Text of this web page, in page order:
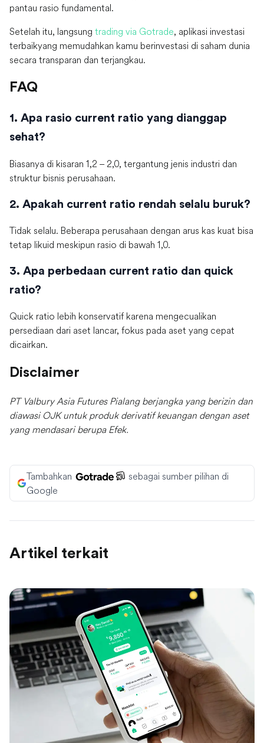
pantau rasio fundamental.
Setelah itu, langsung trading via Gotrade, aplikasi investasi
terbaikyang memudahkan kamu berinvestasi di saham dunia
secara transparan dan terjangkau.
FAQ
1. Apa rasio current ratio yang dianggap
sehat?
Biasanya di kisaran 1,2 – 2,0, tergantung jenis industri dan
struktur bisnis perusahaan.
2. Apakah current ratio rendah selalu buruk?
Tidak selalu. Beberapa perusahaan dengan arus kas kuat bisa
tetap likuid meskipun rasio di bawah 1,0.
3. Apa perbedaan current ratio dan quick
ratio?
Quick ratio lebih konservatif karena mengecualikan
persediaan dari aset lancar, fokus pada aset yang cepat
dicairkan.
Disclaimer
PT Valbury Asia Futures Pialang berjangka yang berizin dan
diawasi OJK untuk produk derivatif keuangan dengan aset
yang mendasari berupa Efek.
Tambahkan
sebagai sumber pilihan di
Google
Artikel terkait